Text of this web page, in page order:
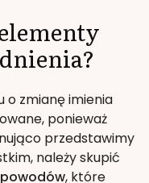
o zmianę imienia
ponieważ
przedstawimy
należy skupić
, które